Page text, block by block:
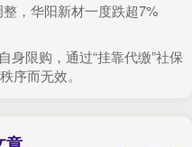
，华阳新材一度跌超7%
身限购，通过“挂靠代缴”社保
序而无效。